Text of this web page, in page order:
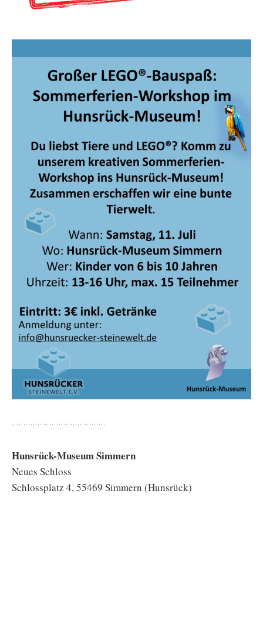
Hunsrück-Museum Simmern
Neues Schloss
Schlossplatz 4, 55469 Simmern (Hunsrück)